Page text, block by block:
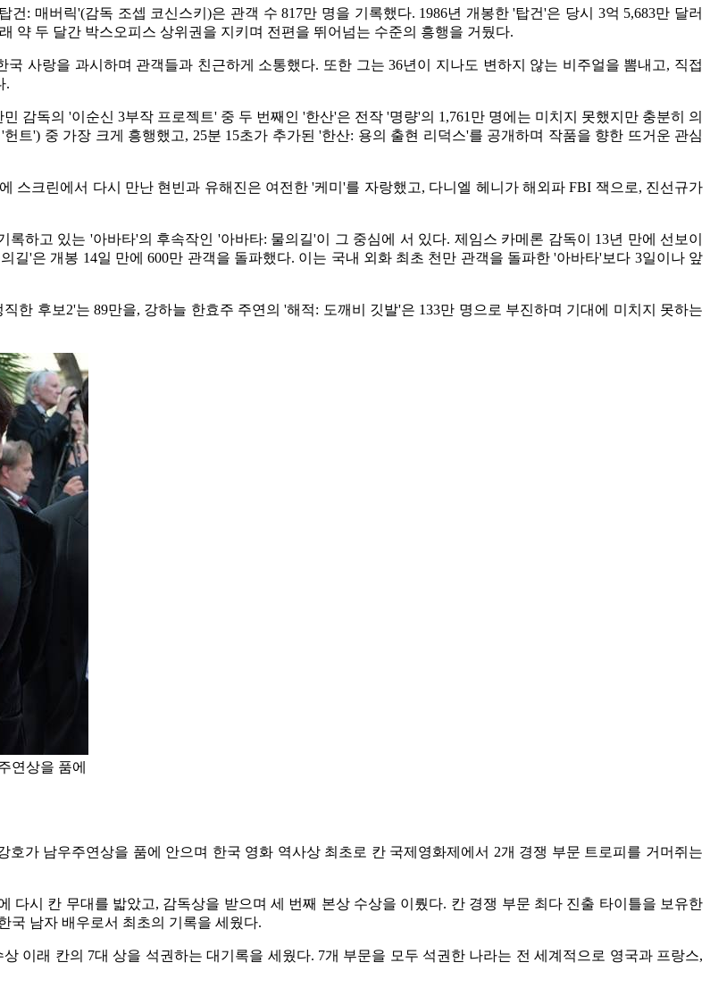
: 매버릭'(감독 조셉 코신스키)은 관객 수 817만 명을 기록했다. 1986년 개봉한 '탑건'은 당시 3억 5,683만 달러
약 두 달간 박스오피스 상위권을 지키며 전편을 뛰어넘는 수준의 흥행을 거뒀다.
사랑을 과시하며 관객들과 친근하게 소통했다. 또한 그는 36년이 지나도 변하지 않는 비주얼을 뽐내고, 직접
.
감독의 '이순신 3부작 프로젝트' 중 두 번째인 '한산'은 전작 '명량'의 1,761만 명에는 미치지 못했지만 충분히 의
트') 중 가장 크게 흥행했고, 25분 15초가 추가된 '한산: 용의 출현 리덕스'를 공개하며 작품을 향한 뜨거운 관심
스크린에서 다시 만난 현빈과 유해진은 여전한 '케미'를 자랑했고, 다니엘 헤니가 해외파 FBI 잭으로, 진선규가
하고 있는 '아바타'의 후속작인 '아바타: 물의길'이 그 중심에 서 있다. 제임스 카메론 감독이 13년 만에 선보이
길'은 개봉 14일 만에 600만 관객을 돌파했다. 이는 국내 외화 최초 천만 관객을 돌파한 '아바타'보다 3일이나 앞
한 후보2'는 89만을, 강하늘 한효주 주연의 '해적: 도깨비 깃발'은 133만 명으로 부진하며 기대에 미치지 못하는
연상을 품에
가 남우주연상을 품에 안으며 한국 영화 역사상 최초로 칸 국제영화제에서 2개 경쟁 부문 트로피를 거머쥐는
다시 칸 무대를 밟았고, 감독상을 받으며 세 번째 본상 수상을 이뤘다. 칸 경쟁 부문 최다 진출 타이틀을 보유한
국 남자 배우로서 최초의 기록을 세웠다.
이래 칸의 7대 상을 석권하는 대기록을 세웠다. 7개 부문을 모두 석권한 나라는 전 세계적으로 영국과 프랑스,